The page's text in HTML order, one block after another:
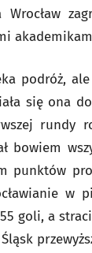
Wrocław
podróż,
się ona
rundy
bowiem
punktów
w
goli, a